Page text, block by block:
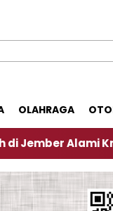
OLAHRAGA
Krisi Air